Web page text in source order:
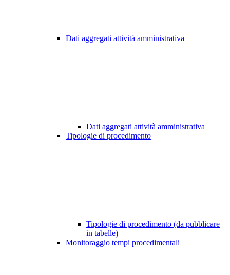
Dati aggregati attività amministrativa
Dati aggregati attività amministrativa
Tipologie di procedimento
Tipologie di procedimento (da pubblicare
in tabelle)
Monitoraggio tempi procedimentali